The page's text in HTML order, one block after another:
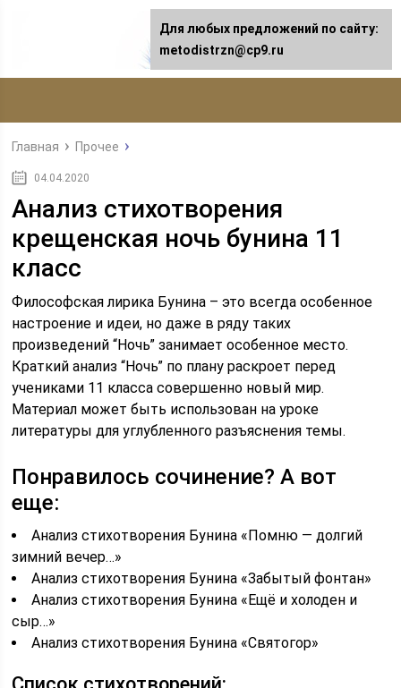
Главная Прочее
04.04.2020
Анализ стихотворения
крещенская ночь бунина 11
класс
Философская лирика Бунина – это всегда особенное
настроение и идеи, но даже в ряду таких
произведений “Ночь” занимает особенное место.
Краткий анализ “Ночь” по плану раскроет перед
учениками 11 класса совершенно новый мир.
Материал может быть использован на уроке
литературы для углубленного разъяснения темы.
Понравилось сочинение? А вот
еще:
Анализ стихотворения Бунина «Помню — долгий
зимний вечер…»
Анализ стихотворения Бунина «Забытый фонтан»
Анализ стихотворения Бунина «Ещё и холоден и
сыр…»
Анализ стихотворения Бунина «Святогор»
Для любых предложений по сайту:
metodistrzn@cp9.ru